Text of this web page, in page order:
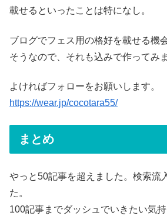
載せるといったことは特になし。
ブログでフェス用の格好を載せる機
そうなので、それも込みで作ってみ
よければフォローをお願いします。
https://wear.jp/cocotara55/
まとめ
やっと50記事を超えました。検索流
た。
100記事までダッシュでいきたい気